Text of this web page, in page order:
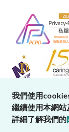
我們使用
繼續使用本網站
詳細了解我們的